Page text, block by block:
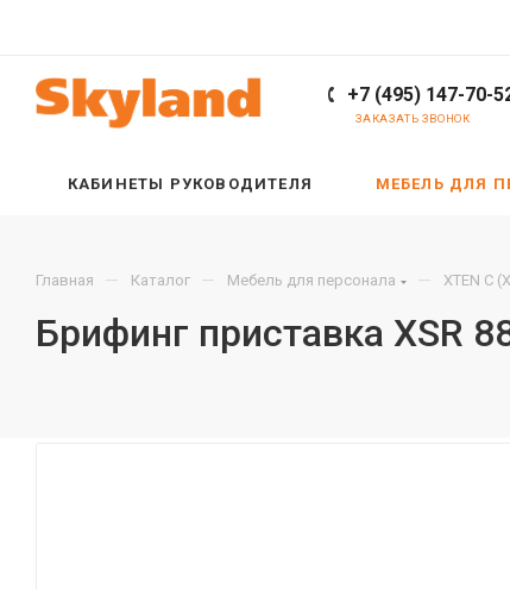
+7 (495) 147-70-
ЗАКАЗАТЬ ЗВОНОК
КАБИНЕТЫ РУКОВОДИТЕЛЯ МЕБЕЛЬ ДЛЯ
Главная — Каталог — Мебель для персонала — XTEN С
Брифинг приставка XSR